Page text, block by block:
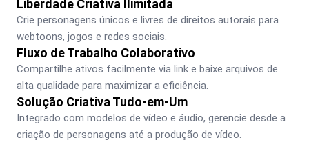
Liberdade Criativa Ilimitada
Crie personagens únicos e livres de direitos autorais para
webtoons, jogos e redes sociais.
Fluxo de Trabalho Colaborativo
Compartilhe ativos facilmente via link e baixe arquivos de
alta qualidade para maximizar a eficiência.
Solução Criativa Tudo-em-Um
Integrado com modelos de vídeo e áudio, gerencie desde a
criação de personagens até a produção de vídeo.